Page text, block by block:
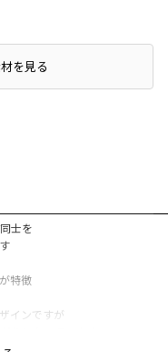
を見る
士を
特徴
インですが